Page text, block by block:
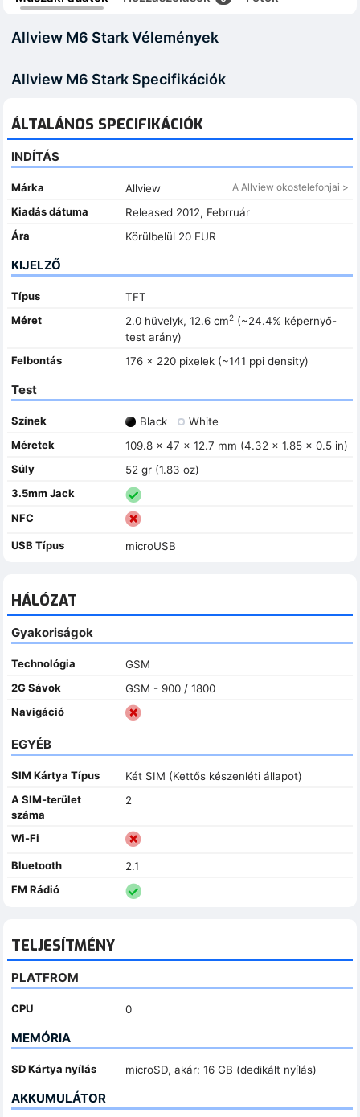
Allview M6 Stark Vélemények
Allview M6 Stark Specifikációk
ÁLTALÁNOS SPECIFIKÁCIÓK
INDÍTÁS
Márka Allview A Allview okostelefonjai >
Kiadás dátuma
Released 2012, Febrruár
Ára
Körülbelül 20 EUR
KIJELZŐ
Típus
TFT
Méret
2.0 hüvelyk, 12.6 cm2(~24.4% képernyő-
test arány)
Felbontás
176 x 220 pixelek (~141 ppi density)
Test
Színek Black
White
Méretek
109.8 x 47 x 12.7 mm (4.32 x 1.85 x 0.5 in)
Súly
52 gr (1.83 oz)
3.5mm Jack
NFC
USB Típus microUSB
HÁLÓZAT
Gyakoriságok
Technológia
GSM
2G Sávok
GSM - 900 / 1800
Navigáció
EGYÉB
SIM Kártya Típus
Két SIM (Kettős készenléti állapot)
A SIM-terület
száma
2
Wi-Fi
Bluetooth
2.1
FM Rádió
TELJESÍTMÉNY
PLATFROM
CPU 0
MEMÓRIA
SD Kártya nyílás microSD, akár: 16 GB (dedikált nyílás)
AKKUMULÁTOR